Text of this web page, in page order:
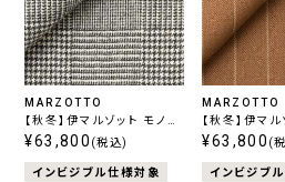
MARZOTTO
【秋冬】伊マルゾット モノス
トレッチ グレンチェック
¥63,800 (税込)
インビジブル仕様対象
MARZOTTO
【秋冬】伊マ
トレッチ ブラ
¥63,800 (
インビジブ